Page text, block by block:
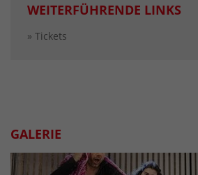
WEITERFÜHRENDE LINKS
» Tickets
GALERIE